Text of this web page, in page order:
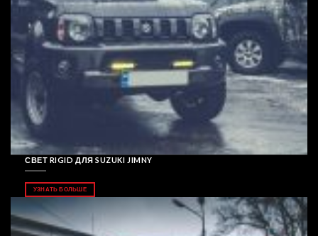
СВЕТ RIGID ДЛЯ SUZUKI JIMNY
УЗНАТЬ БОЛЬШЕ